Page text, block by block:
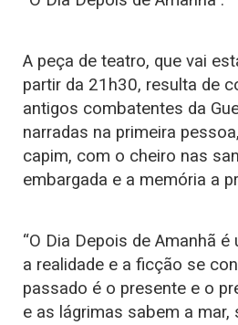
A peça de teatro, que vai
partir da 21h30, resulta de
antigos combatentes da
narradas na primeira
capim, com o cheiro nas
embargada e a memória a
“O Dia Depois de Amanhã
a realidade e a ficção se
passado é o presente e o
e as lágrimas sabem a mar,